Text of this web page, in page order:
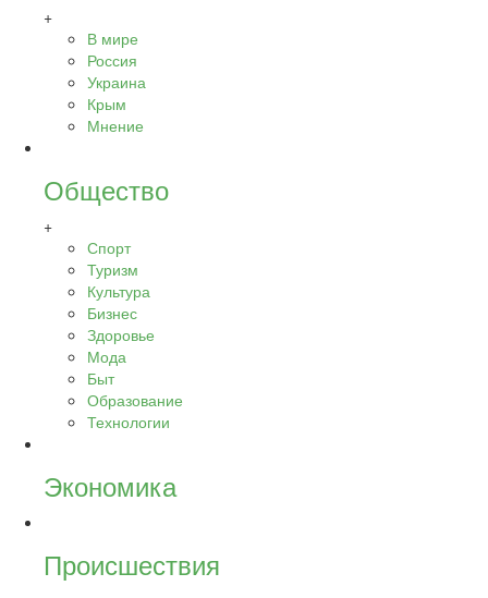
+
В мире
Россия
Украина
Крым
Мнение
Общество
+
Спорт
Туризм
Культура
Бизнес
Здоровье
Мода
Быт
Образование
Технологии
Экономика
Происшествия